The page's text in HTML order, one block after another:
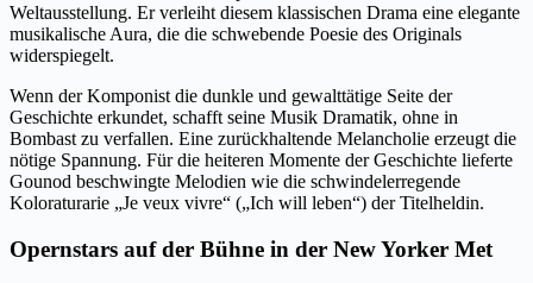
Weltausstellung. Er verleiht diesem klassischen Drama eine elegante
musikalische Aura, die die schwebende Poesie des Originals
widerspiegelt.
Wenn der Komponist die dunkle und gewalttätige Seite der
Geschichte erkundet, schafft seine Musik Dramatik, ohne in
Bombast zu verfallen. Eine zurückhaltende Melancholie erzeugt die
nötige Spannung. Für die heiteren Momente der Geschichte lieferte
Gounod beschwingte Melodien wie die schwindelerregende
Koloraturarie „Je veux vivre“ („Ich will leben“) der Titelheldin.
Opernstars auf der Bühne in der New Yorker Met